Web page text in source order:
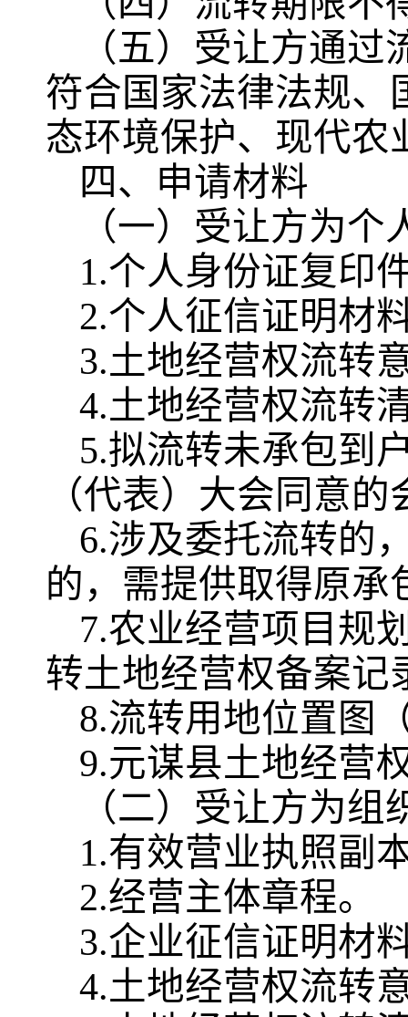
（五）受让方通
符合国家法律法规、
态环境保护、现代农
四、申请材料
（一）受让方为
1.个人身份证复印
2.个人征信证明材
3.土地经营权流转
4.土地经营权流转
5.拟流转未承包到
（代表）大会同意
6.涉及委托流转的
的，需提供取得原承
7.农业经营项目规
转土地经营权备案记
8.流转用地位置图
9.元谋县土地经营
（二）受让方为
1.有效营业执照副
2.经营主体章程。
3.企业征信证明材
4.土地经营权流转